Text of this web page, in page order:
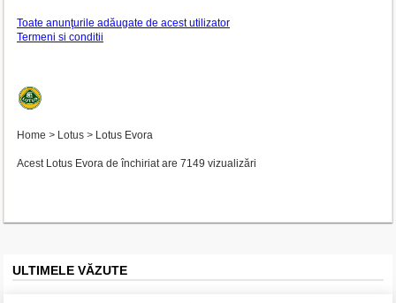
Toate anunţurile adăugate de acest utilizator
Termeni si conditii
Home > Lotus > Lotus Evora
Acest Lotus Evora de închiriat are 7149 vizualizări
ULTIMELE VĂZUTE